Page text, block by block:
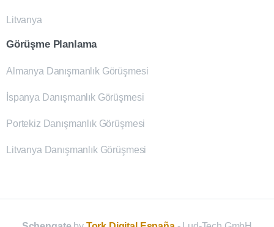
Litvanya
Görüşme Planlama
Almanya Danışmanlık Görüşmesi
İspanya Danışmanlık Görüşmesi
Portekiz Danışmanlık Görüşmesi
Litvanya Danışmanlık Görüşmesi